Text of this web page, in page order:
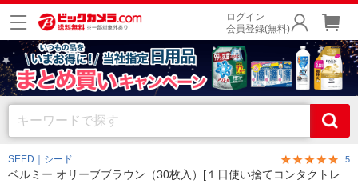
ログイン
会員登録(無料)
SEED｜シード 5
ベルミー オリーブブラウン（30枚入）[１日使い捨てコンタクトレ